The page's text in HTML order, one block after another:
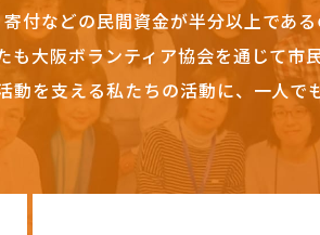
寄付などの民間資金が半分以上である
も大阪ボランティア協会を通じて市
動を支える私たちの活動に、一人で